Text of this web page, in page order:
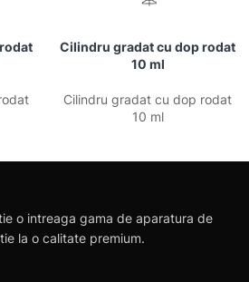
Cilindru gradat cu dop rodat
10 ml
Cilindru gradat cu dop rodat
10 ml
o intreaga gama de aparatura de
la o calitate premium.